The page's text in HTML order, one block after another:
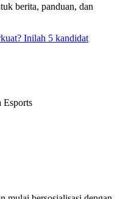
berita, panduan, dan
Inilah 5 kandidat
Esports